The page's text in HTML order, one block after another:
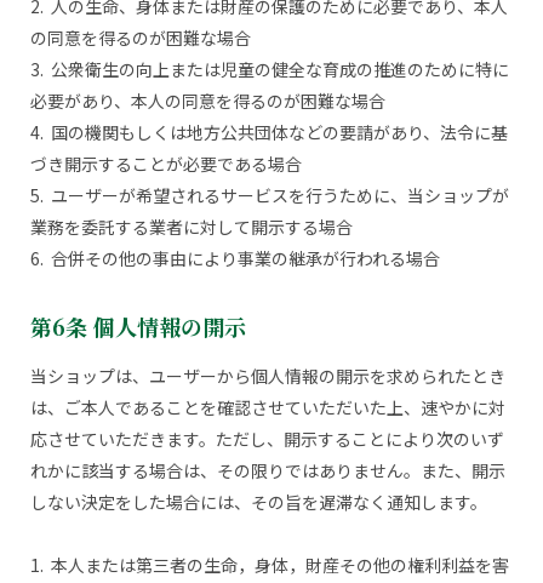
2. 人の生命、身体または財産の保護のために必要であり、本人
の同意を得るのが困難な場合
3. 公衆衛生の向上または児童の健全な育成の推進のために特に
必要があり、本人の同意を得るのが困難な場合
4. 国の機関もしくは地方公共団体などの要請があり、法令に基
づき開示することが必要である場合
5. ユーザーが希望されるサービスを行うために、当ショップが
業務を委託する業者に対して開示する場合
6. 合併その他の事由により事業の継承が行われる場合
第6条 個人情報の開示
当ショップは、ユーザーから個人情報の開示を求められたとき
は、ご本人であることを確認させていただいた上、速やかに対
応させていただきます。ただし、開示することにより次のいず
れかに該当する場合は、その限りではありません。また、開示
しない決定をした場合には、その旨を遅滞なく通知します。
1. 本人または第三者の生命，身体，財産その他の権利利益を害